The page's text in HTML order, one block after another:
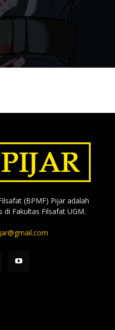
(BPMF) Pijar adalah
di Fakultas Filsafat UGM.